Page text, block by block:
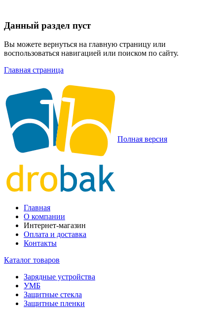
Данный раздел пуст
Вы можете вернуться на главную страницу или
воспользоваться навигацией или поиском по сайту.
Главная страница
Полная версия
Главная
О компании
Интернет-магазин
Оплата и доставка
Контакты
Каталог товаров
Зарядные устройства
УМБ
Защитные стекла
Защитные пленки